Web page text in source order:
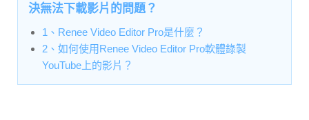
決無法下載影片的問題？
1、Renee Video Editor Pro是什麼？
2、如何使用Renee Video Editor Pro軟體錄製
YouTube上的影片？